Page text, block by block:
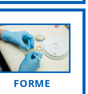
FORME